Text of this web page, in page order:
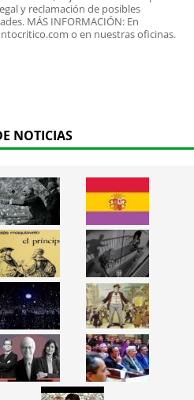
y reclamación de posibles
MÁS INFORMACIÓN: En
o en nuestras oficinas.
NOTICIAS